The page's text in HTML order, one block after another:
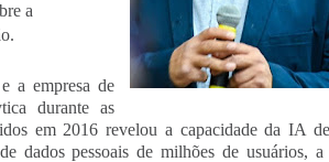
a
a empresa de
durante as
em 2016 revelou a capacidade da IA
dados pessoais de milhões de usuários,